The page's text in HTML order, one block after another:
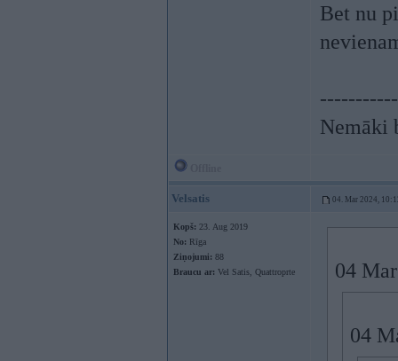
Bet nu
Nemāki
Velsatis 04. Mar 2024,
Kopš: 23. Aug 2019
No: Rīga
Ziņojumi: 88
Braucu ar: Vel Satis, Quattroprte 04
04